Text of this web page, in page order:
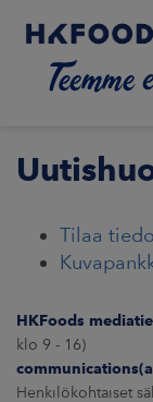
ETUSIVU
MEISTÄ
Tilaa
HKFoods
klo 9 - 16)
Henkilökohtaiset